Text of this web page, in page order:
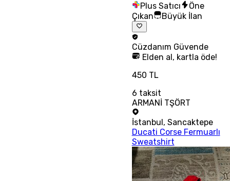
Plus Satıcı
Öne
Çıkan
Büyük İlan
Cüzdanım Güvende
Elden al, kartla öde!
450 TL
6 taksit
ARMANİ TŞÖRT
İstanbul , Sancaktepe
Ducati Corse Fermuarlı
Sweatshirt